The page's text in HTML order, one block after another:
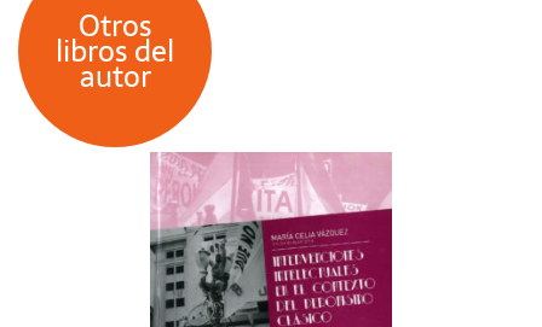
Otros
libros del
autor